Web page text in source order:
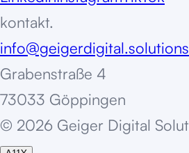
kontakt.
info@geigerdigital.solutions
Grabenstraße 4
73033 Göppingen
© 2026 Geiger Digital Solut